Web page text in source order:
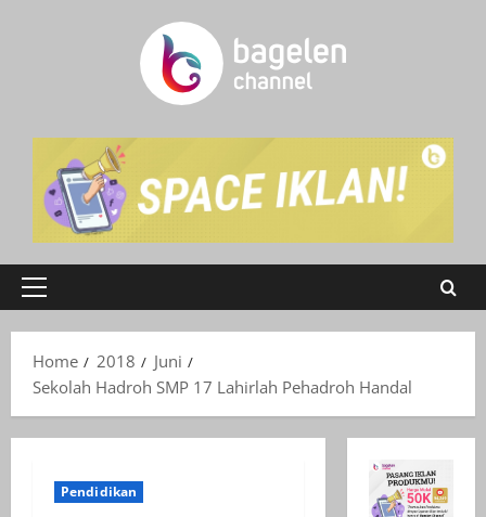
Primary
Home
2018
Juni
Sekolah Hadroh SMP 17 Lahirlah Pehadroh Handal
Pendidikan